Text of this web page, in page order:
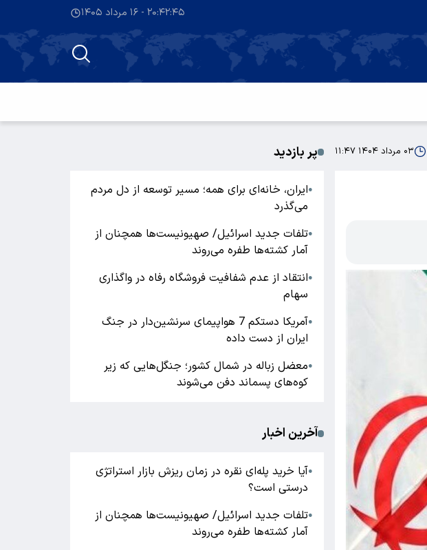
۲۰:۴۲:۴۶ - ۱۶ مرداد ۱۴۰۵
۰۳ مرداد ۱۴۰۴ ۱۱:۴۷ پر بازدید
●ایران، خانه‌ای برای همه؛ مسیر توسعه از دل مردم
می‌گذرد
●تلفات جدید اسرائیل/ صهیونیست‌ها همچنان از
آمار کشته‌ها طفره می‌روند
●انتقاد از عدم شفافیت فروشگاه رفاه در واگذاری
سهام
●
آمریکا دستکم 7 هواپیمای سرنشین‌دار در جنگ
ایران از دست داده
●معضل زباله در شمال کشور؛ جنگل‌هایی که زیر
کوه‌های پسماند دفن می‌شوند
آخرین اخبار
●آیا خرید پله‌ای نقره در زمان ریزش بازار استراتژی
درستی است؟
●تلفات جدید اسرائیل/ صهیونیست‌ها همچنان از
آمار کشته‌ها طفره می‌روند